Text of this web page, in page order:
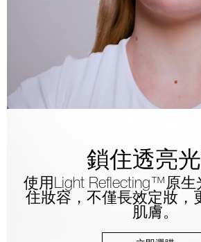
鎖住透亮
使用Light Reflecting™原
住妝容，不僅長效定妝，
肌膚。